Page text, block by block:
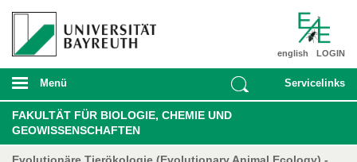
LOGIN
english
Menü Servicelinks
FAKULTÄT FÜR BIOLOGIE, CHEMIE UND
GEOWISSENSCHAFTEN